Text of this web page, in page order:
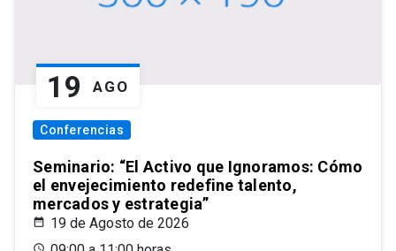
19 AGO
Conferencias
Seminario: “El Activo que Ignoramos: Cómo
el envejecimiento redefine talento,
mercados y estrategia”
19 de Agosto de 2026